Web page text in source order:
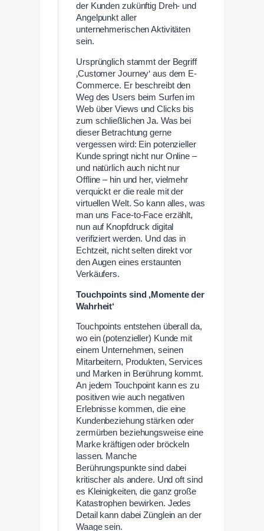
der Kunden zukünftig Dreh- und
Angelpunkt aller
unternehmerischen Aktivitäten
sein.
Ursprünglich stammt der Begriff
‚Customer Journey‘ aus dem E-
Commerce. Er beschreibt den
Weg des Users beim Surfen im
Web über Views und Clicks bis
zum schließlichen Ja. Was bei
dieser Betrachtung gerne
vergessen wird: Ein potenzieller
Kunde springt nicht nur Online –
und natürlich auch nicht nur
Offline – hin und her, vielmehr
verquickt er die reale mit der
virtuellen Welt. So kann alles, was
man uns Face-to-Face erzählt,
nun auf Knopfdruck digital
verifiziert werden. Und das in
Echtzeit, nicht selten direkt vor
den Augen eines erstaunten
Verkäufers.
Touchpoints sind ‚Momente der
Wahrheit‘
Touchpoints entstehen überall da,
wo ein (potenzieller) Kunde mit
einem Unternehmen, seinen
Mitarbeitern, Produkten, Services
und Marken in Berührung kommt.
An jedem Touchpoint kann es zu
positiven wie auch negativen
Erlebnisse kommen, die eine
Kundenbeziehung stärken oder
zermürben beziehungsweise eine
Marke kräftigen oder bröckeln
lassen. Manche
Berührungspunkte sind dabei
kritischer als andere. Und oft sind
es Kleinigkeiten, die ganz große
Katastrophen bewirken. Jedes
Detail kann dabei Zünglein an der
Waage sein.